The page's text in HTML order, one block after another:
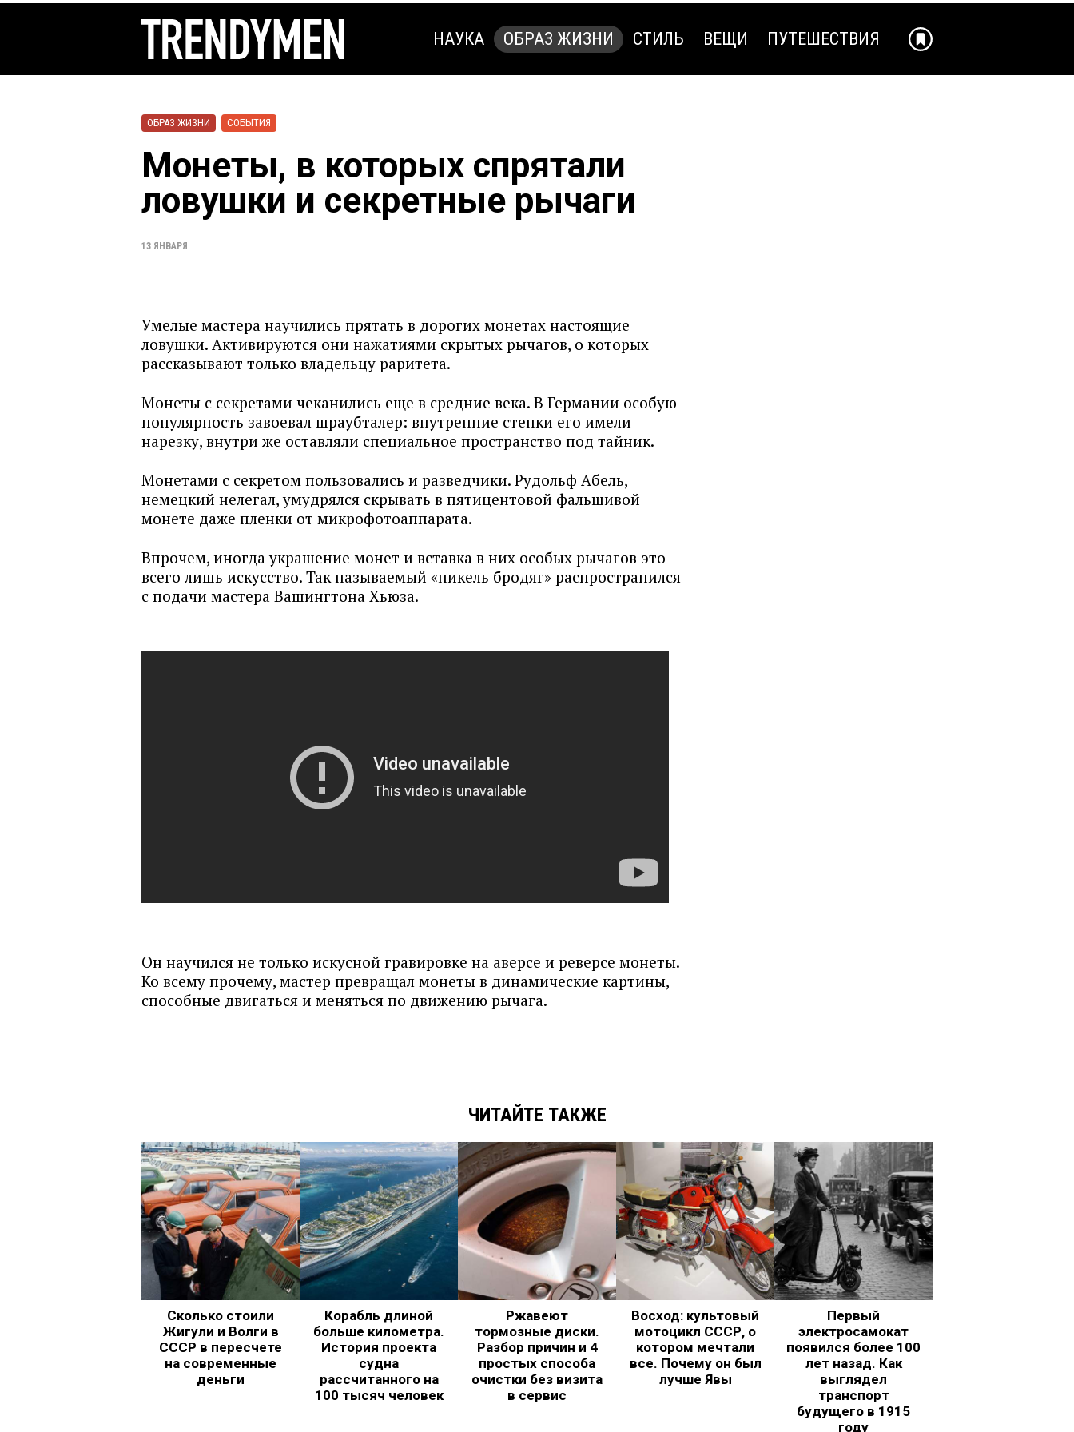
НАУКА ОБРАЗ ЖИЗНИ СТИЛЬ ВЕЩИ ПУТЕШЕСТВИЯ
ОБРАЗ ЖИЗНИ СОБЫТИЯ
Монеты, в которых спрятали
ловушки и секретные рычаги
13 ЯНВАРЯ
Умелые мастера научились прятать в дорогих монетах настоящие
ловушки. Активируются они нажатиями скрытых рычагов, о которых
рассказывают только владельцу раритета.
Монеты с секретами чеканились еще в средние века. В Германии особую
популярность завоевал шраубталер: внутренние стенки его имели
нарезку, внутри же оставляли специальное пространство под тайник.
Монетами с секретом пользовались и разведчики. Рудольф Абель,
немецкий нелегал, умудрялся скрывать в пятицентовой фальшивой
монете даже пленки от микрофотоаппарата.
Впрочем, иногда украшение монет и вставка в них особых рычагов это
всего лишь искусство. Так называемый «никель бродяг» распространился
с подачи мастера Вашингтона Хьюза.
Он научился не только искусной гравировке на аверсе и реверсе монеты.
Ко всему прочему, мастер превращал монеты в динамические картины,
способные двигаться и меняться по движению рычага.
ЧИТАЙТЕ ТАКЖЕ
Сколько стоили
Жигули и Волги в
СССР в пересчете
на современные
деньги
Корабль длиной
больше километра.
История проекта
судна
рассчитанного на
100 тысяч человек
Ржавеют
тормозные диски.
Разбор причин и 4
простых способа
очистки без визита
в сервис
Восход: культовый
мотоцикл СССР, о
котором мечтали
все. Почему он был
лучше Явы
Первый
электросамокат
появился более 100
лет назад. Как
выглядел
транспорт
будущего в 1915
году